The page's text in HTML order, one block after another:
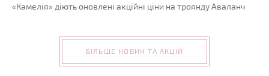
«Камелія» діють оновлені акційні ціни на троянду Аваланч
БІЛЬШЕ НОВИН ТА АКЦІЙ